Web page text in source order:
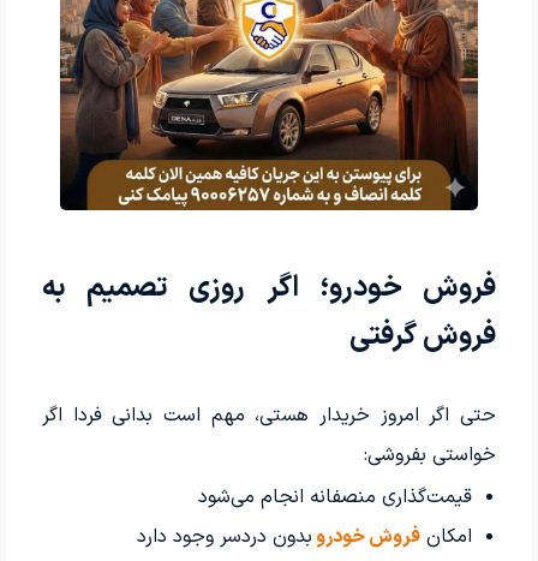
فروش خودرو؛ اگر روزی تصمیم به
فروش گرفتی
حتی اگر امروز خریدار هستی، مهم است بدانی فردا اگر
خواستی بفروشی:
قیمت‌گذاری منصفانه انجام می‌شود
امکان فروش خودروبدون دردسر وجود دارد